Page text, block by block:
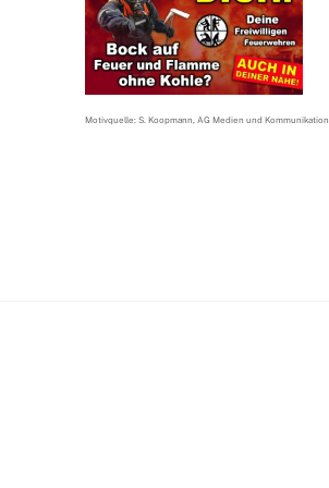
Motivquelle: S. Koopmann, AG Medien und Kommunikation